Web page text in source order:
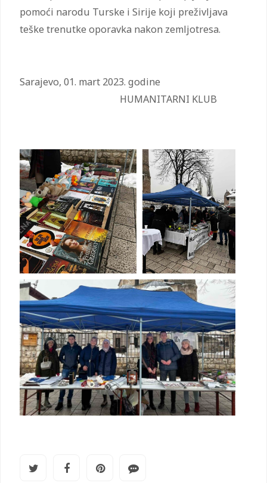
pomoći narodu Turske i Sirije koji preživljava
teške trenutke oporavka nakon zemljotresa.
Sarajevo, 01. mart 2023. godine
HUMANITARNI KLUB